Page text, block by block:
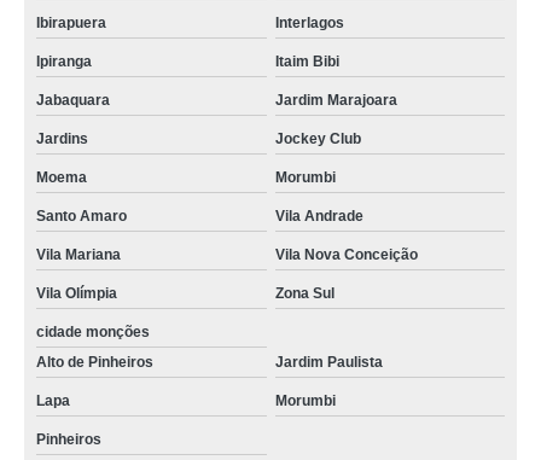
serviço de paisagismo Petrópolis
serviço especializado em paisagismo e jardinagem em condomínios
Louveira
serviço de paisagismo condominial valores Andradina
empresa especializada em serviço de paisagismo apartamento Araras
jardinagem em condomínios ABCDM
serviço de paisagismo em prédios Vargem Grande Paulista
empresa especializada em serviço de paisagismo de jardim Itaquera
serviço especializado em paisagismo e jardinagem em condomínios valores
Penha
serviço de paisagismo em prédios residenciais Bebedouro
Ibirapuera Interlagos
Ipiranga Itaim Bibi
Jabaquara Jardim Marajoara
Jardins Jockey Club
Moema Morumbi
Santo Amaro Vila Andrade
Vila Mariana Vila Nova Conceição
Vila Olímpia Zona Sul
cidade monções
Alto de Pinheiros
Jardim Paulista
Lapa Morumbi
Pinheiros